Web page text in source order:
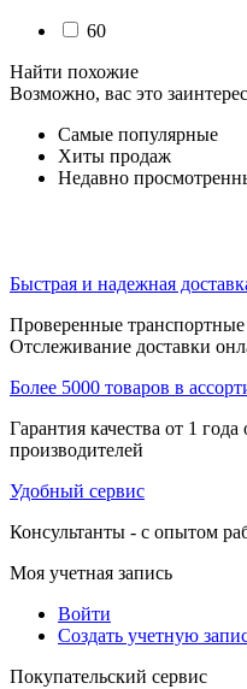
60
Найти похожие
Возможно, вас это
Самые популярные
Хиты продаж
Недавно
Быстрая и надежная
Проверенные
Отслеживание доставки
Более 5000 товаров в
Гарантия качества от 1
производителей
Удобный сервис
Консультанты - с опытом
Моя учетная запись
Войти
Создать учетную
Покупательский сервис